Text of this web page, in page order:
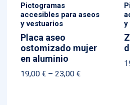
Pictogramas
accesibles para aseos
y vestuarios
Placa aseo
ostomizado mujer
en aluminio
19,00€ – 23,00€Price
y